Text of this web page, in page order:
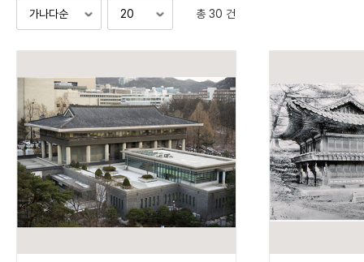
검색 연산자 사용안내
연산자 사용 예
AND 정조 AND 정약용
“정조”와 “정약
색
OR 정조 OR 정약용 “정조” 또는 “정
NOT 정조 NOT 정약용
“정조”가 나온
총 30 건